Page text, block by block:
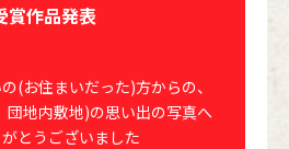
賞作品発表
(お住まいだった)方からの、
団地内敷地)の思い出の写真へ
とうございました